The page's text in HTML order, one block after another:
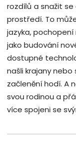
rozdílů a snažit
prostředí. To
jazyka,
jako budování
dostupné
našli krajany
začlenění hodí. A
svou rodinou a
více spojeni se